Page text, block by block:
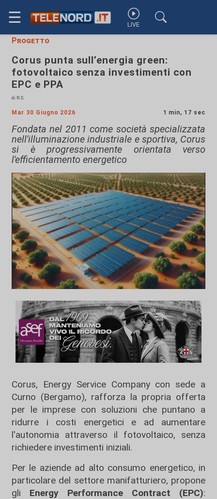
☰ LIVE
Progetto
Corus punta sull’energia green:
fotovoltaico senza investimenti con
EPC e PPA
di R.S.
Mar 30 Giugno 2026 1 min, 17 sec
Fondata nel 2011 come società specializzata
nell'illuminazione industriale e sportiva, Corus
si è progressivamente orientata verso
l'efficientamento energetico
Corus, Energy Service Company con sede a
Curno (Bergamo), rafforza la propria offerta
per le imprese con soluzioni che puntano a
ridurre i costi energetici e ad aumentare
l'autonomia attraverso il fotovoltaico, senza
richiedere investimenti iniziali.
Per le aziende ad alto consumo energetico, in
particolare del settore manifatturiero, propone
gli Energy Performance Contract (EPC):